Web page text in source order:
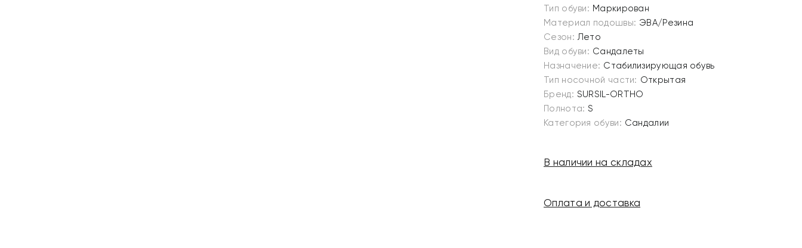
Тип обуви: Маркирован
Материал подошвы: ЭВА/Резина
Сезон: Лето
Вид обуви: Сандалеты
Назначение: Стабилизирующая обувь
Тип носочной части: Открытая
Бренд: SURSIL-ORTHO
Полнота: S
Категория обуви: Сандалии
В наличии на складах
Оплата и доставка